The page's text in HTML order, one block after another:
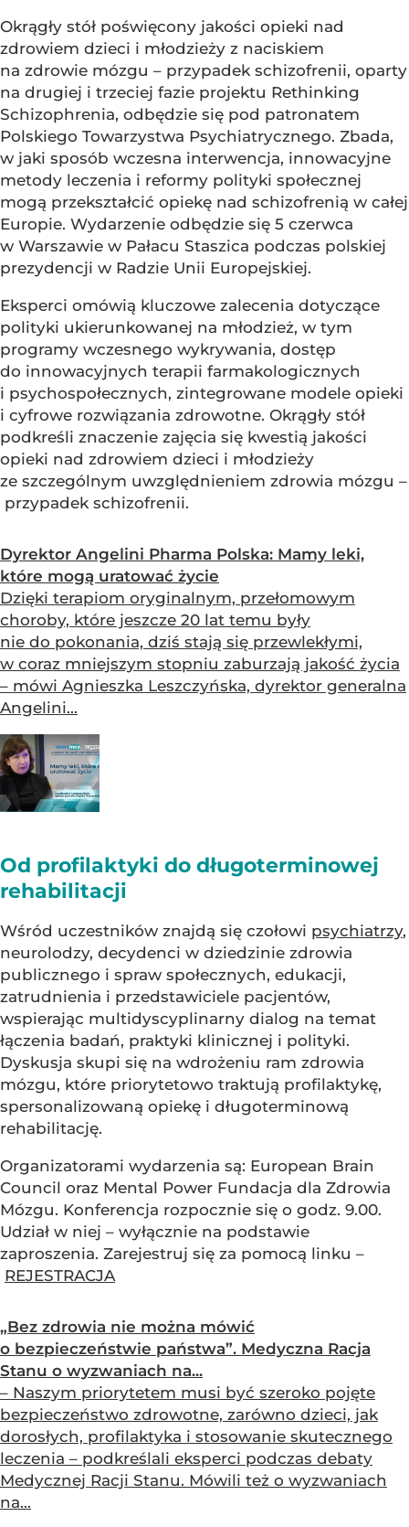
Okrągły stół poświęcony jakości opieki nad
zdrowiem dzieci i młodzieży z naciskiem
na zdrowie mózgu – przypadek schizofrenii, oparty
na drugiej i trzeciej fazie projektu Rethinking
Schizophrenia, odbędzie się pod patronatem
Polskiego Towarzystwa Psychiatrycznego. Zbada,
w jaki sposób wczesna interwencja, innowacyjne
metody leczenia i reformy polityki społecznej
mogą przekształcić opiekę nad schizofrenią w całej
Europie. Wydarzenie odbędzie się 5 czerwca
w Warszawie w Pałacu Staszica podczas polskiej
prezydencji w Radzie Unii Europejskiej.
Eksperci omówią kluczowe zalecenia dotyczące
polityki ukierunkowanej na młodzież, w tym
programy wczesnego wykrywania, dostęp
do innowacyjnych terapii farmakologicznych
i psychospołecznych, zintegrowane modele opieki
i cyfrowe rozwiązania zdrowotne. Okrągły stół
podkreśli znaczenie zajęcia się kwestią jakości
opieki nad zdrowiem dzieci i młodzieży
ze szczególnym uwzględnieniem zdrowia mózgu –
przypadek schizofrenii.
Dyrektor Angelini Pharma Polska: Mamy leki,
które mogą uratować życie
Dzięki terapiom oryginalnym, przełomowym
choroby, które jeszcze 20 lat temu były
nie do pokonania, dziś stają się przewlekłymi,
w coraz mniejszym stopniu zaburzają jakość życia
– mówi Agnieszka Leszczyńska, dyrektor generalna
Angelini...
Od profilaktyki do długoterminowej
rehabilitacji
Wśród uczestników znajdą się czołowi psychiatrzy,
neurolodzy, decydenci w dziedzinie zdrowia
publicznego i spraw społecznych, edukacji,
zatrudnienia i przedstawiciele pacjentów,
wspierając multidyscyplinarny dialog na temat
łączenia badań, praktyki klinicznej i polityki.
Dyskusja skupi się na wdrożeniu ram zdrowia
mózgu, które priorytetowo traktują profilaktykę,
spersonalizowaną opiekę i długoterminową
rehabilitację.
Organizatorami wydarzenia są: European Brain
Council oraz Mental Power Fundacja dla Zdrowia
Mózgu. Konferencja rozpocznie się o godz. 9.00.
Udział w niej – wyłącznie na podstawie
zaproszenia. Zarejestruj się za pomocą linku –
REJESTRACJA
„Bez zdrowia nie można mówić
o bezpieczeństwie państwa”. Medyczna Racja
Stanu o wyzwaniach na...
– Naszym priorytetem musi być szeroko pojęte
bezpieczeństwo zdrowotne, zarówno dzieci, jak
dorosłych, profilaktyka i stosowanie skutecznego
leczenia – podkreślali eksperci podczas debaty
Medycznej Racji Stanu. Mówili też o wyzwaniach
na...